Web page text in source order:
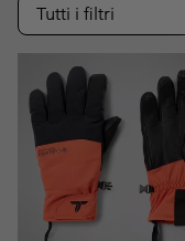
Tutti i filtri